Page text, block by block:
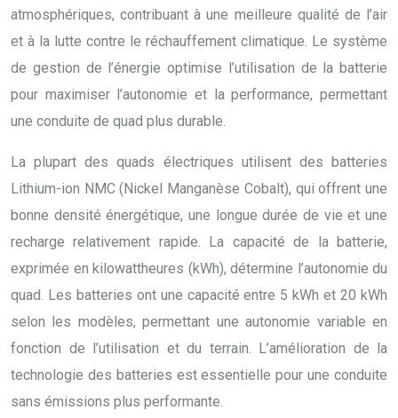
atmosphériques, contribuant à une meilleure qualité de l’air
et à la lutte contre le réchauffement climatique. Le système
de gestion de l’énergie optimise l’utilisation de la batterie
pour maximiser l’autonomie et la performance, permettant
une conduite de quad plus durable.
La plupart des quads électriques utilisent des batteries
Lithium-ion NMC (Nickel Manganèse Cobalt), qui offrent une
bonne densité énergétique, une longue durée de vie et une
recharge relativement rapide. La capacité de la batterie,
exprimée en kilowattheures (kWh), détermine l’autonomie du
quad. Les batteries ont une capacité entre 5 kWh et 20 kWh
selon les modèles, permettant une autonomie variable en
fonction de l’utilisation et du terrain. L’amélioration de la
technologie des batteries est essentielle pour une conduite
sans émissions plus performante.